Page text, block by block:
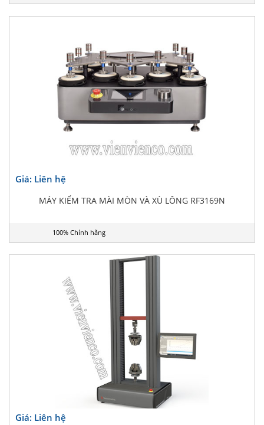
Giá: Liên hệ
MÁY KIỂM TRA MÀI MÒN VÀ XÙ LÔNG RF3169N
100% Chính hãng
Giá: Liên hệ